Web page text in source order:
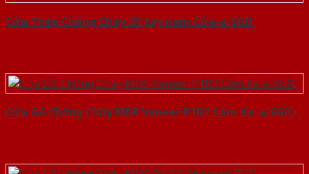
Cửa Thép Chống Cháy 2P tay nam Cửa-a-SGD
Cửa Gỗ Chống Cháy MDF Veneer P1R2 Căm Xe-a-SGD